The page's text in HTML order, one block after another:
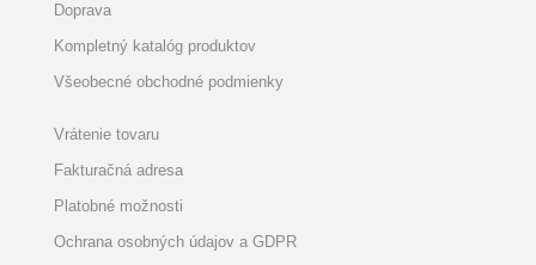
Doprava
Kompletný katalóg produktov
Všeobecné obchodné podmienky
Vrátenie tovaru
Fakturačná adresa
Platobné možnosti
Ochrana osobných údajov a GDPR